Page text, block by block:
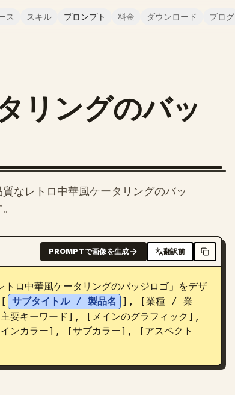
ス スキル プロンプト 料金 ダウンロード ブログ
リングのバッ
なレトロ中華風ケータリングのバッ
PROMPTで画像を生成 翻訳前
ロ中華風ケータリングのバッジロゴ」をデザ
サブタイトル / 製品名
], [業種 / 業
キーワード], [メインのグラフィック],
ンカラー], [サブカラー], [アスペクト